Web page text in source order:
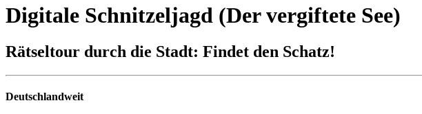
Digitale Schnitzeljagd (Der vergiftete See)
Rätseltour durch die Stadt: Findet den Schatz!
Deutschlandweit